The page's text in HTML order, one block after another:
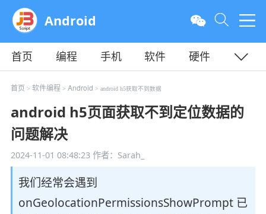
Android
首页 编程 手机 软件
硬件
教程
平面 服务器
首页 > 软件编程 > Android > android h5获取不到数据
android h5页面获取不到定位数据的
问题解决
2024-11-01 08:48:23作者：Sarah_
我们经常会遇到
onGeolocationPermissionsShowPrompt 已